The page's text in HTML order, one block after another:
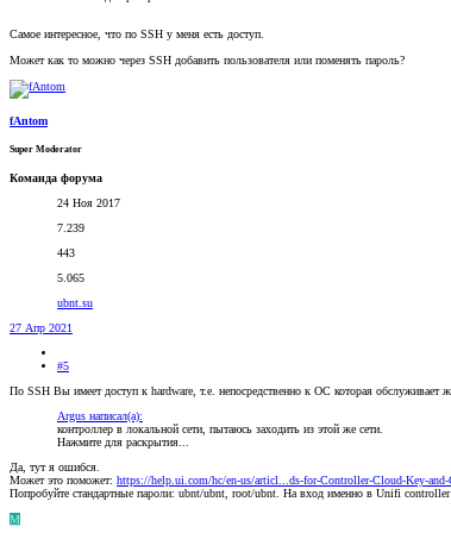
Самое интересное, что по SSH у меня есть доступ.
Может как то можно через SSH добавить пользователя или поменять пароль?
fAntom
Super Moderator
Команда форума
24 Ноя 2017
7.239
443
5.065
ubnt.su
27 Апр 2021
#5
По SSH Вы имеет доступ к hardware, т.е. непосредственно к ОС которая
Argus написал(а):
контроллер в локальной сети, пытаюсь заходить из этой же сети.
Нажмите для раскрытия...
Да, тут я ошибся.
Может это поможет: https://help.ui.com/hc/en-us/articl...ds-for-Controller-Cloud-Key-and-
Попробуйте стандартные пароли: ubnt/ubnt, root/ubnt. На вход именно в Unifi
M